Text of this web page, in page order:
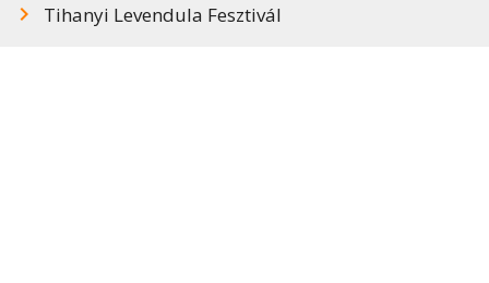
Tihanyi Levendula Fesztivál